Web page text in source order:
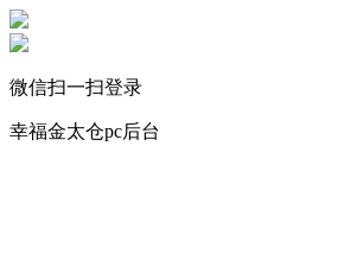
微信扫一扫登录
幸福金太仓pc后台